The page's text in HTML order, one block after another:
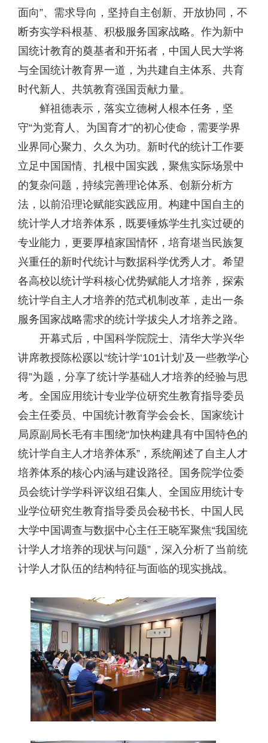
面向”、需求导向，坚持自主创新、开放协同，不
断夯实学科根基、积极服务国家战略。作为新中
国统计教育的奠基者和开拓者，中国人民大学将
与全国统计教育界一道，为共建自主体系、共育
时代新人、共筑教育强国贡献力量。
鲜祖德表示，落实立德树人根本任务，坚
守“为党育人、为国育才”的初心使命，需要学界
业界同心聚力、久久为功。新时代的统计工作要
立足中国国情、扎根中国实践，聚焦实际场景中
的复杂问题，持续完善理论体系、创新分析方
法，以前沿理论赋能实践应用。构建中国自主的
统计学人才培养体系，既要锤炼学生扎实过硬的
专业能力，更要厚植家国情怀，培育堪当民族复
兴重任的新时代统计与数据科学优秀人才。希望
各高校以统计学科核心优势赋能人才培养，探索
统计学自主人才培养的范式机制改革，走出一条
服务国家战略需求的统计学拔尖人才培养之路。
开幕式后，中国科学院院士、清华大学兴华
讲席教授陈松蹊以“统计学‘101计划’及一些教学心
得”为题，分享了统计学基础人才培养的经验与思
考。全国应用统计专业学位研究生教育指导委员
会主任委员、中国统计教育学会会长、国家统计
局原副局长毛有丰围绕“加快构建具有中国特色的
统计学自主人才培养体系”，系统阐述了自主人才
培养体系的核心内涵与建设路径。国务院学位委
员会统计学学科评议组召集人、全国应用统计专
业学位研究生教育指导委员会秘书长、中国人民
大学中国调查与数据中心主任王晓军聚焦“我国统
计学人才培养的现状与问题”，深入分析了当前统
计学人才队伍的结构特征与面临的现实挑战。